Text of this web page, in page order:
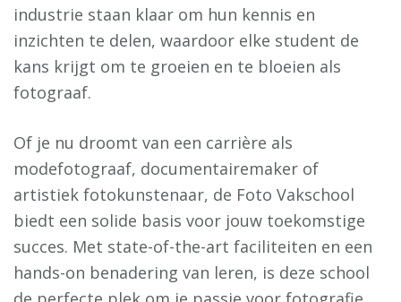
industrie staan klaar om hun kennis en
inzichten te delen, waardoor elke student de
kans krijgt om te groeien en te bloeien als
fotograaf.
Of je nu droomt van een carrière als
modefotograaf, documentairemaker of
artistiek fotokunstenaar, de Foto Vakschool
biedt een solide basis voor jouw toekomstige
succes. Met state-of-the-art faciliteiten en een
hands-on benadering van leren, is deze school